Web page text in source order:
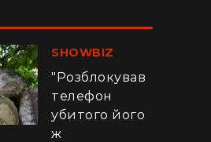
SHOWBIZ
"Розблокував
телефон
убитого його
ж